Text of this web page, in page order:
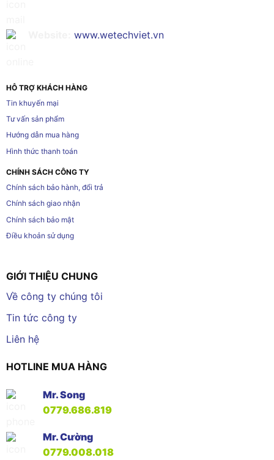
www.wetechviet.vn
HỖ TRỢ KHÁCH HÀNG
Tin khuyến mại
Tư vấn sản phẩm
Hướng dẫn mua hàng
Hình thức thanh toán
CHÍNH SÁCH CÔNG TY
Chính sách bảo hành, đổi trả
Chính sách giao nhận
Chính sách bảo mật
Điều khoản sử dụng
GIỚI THIỆU CHUNG
Về công ty chúng tôi
Tin tức công ty
Liên hệ
HOTLINE MUA HÀNG
Mr. Song
0779.686.819
Mr. Cường
0779.008.018